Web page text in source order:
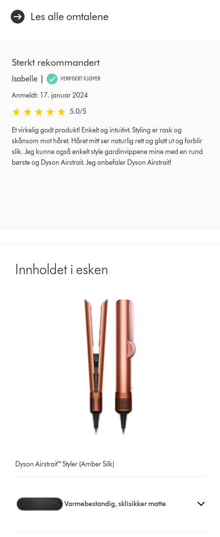
Les alle omtalene
Sterkt rekommandert
Isabelle | VERIFISERT KJØPER
Anmeldt: 17. januar 2024
5.0 stjerner av 5 fra Anmeldt: 17. januar 2024 Ratings
5.0/5
Et virkelig godt produkt! Enkelt og intuitivt. Styling er rask og
skånsom mot håret. Håret mitt ser naturlig rett og glatt ut og forblir
slik. Jeg kunne også enkelt style gardinvippene mine med en rund
børste og Dyson Airstrait. Jeg anbefaler Dyson Airstrait!
Innholdet i esken
Dyson Airstrait™ Styler (Amber Silk)
Varmebestandig, sklisikker matte